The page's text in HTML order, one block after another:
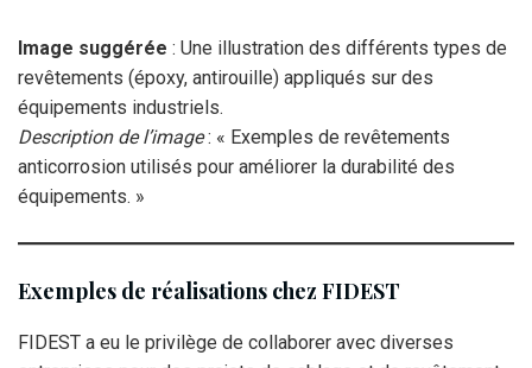
Image suggérée : Une illustration des différents types de
revêtements (époxy, antirouille) appliqués sur des
équipements industriels.
Description de l’image: « Exemples de revêtements
anticorrosion utilisés pour améliorer la durabilité des
équipements. »
Exemples de réalisations chez FIDEST
FIDEST a eu le privilège de collaborer avec diverses